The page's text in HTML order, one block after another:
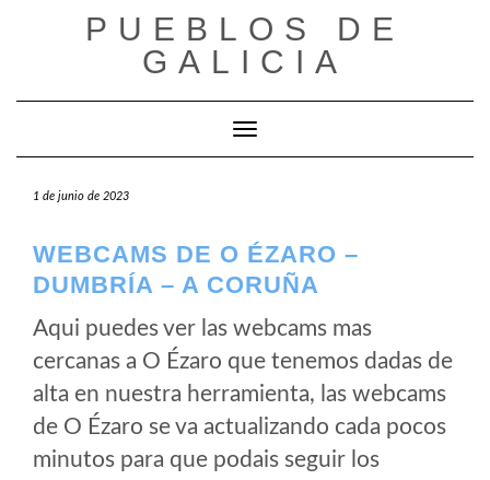
PUEBLOS DE
GALICIA
Cambiar modo de navegación
1 de junio de 2023
WEBCAMS DE O ÉZARO –
DUMBRÍA – A CORUÑA
Aqui puedes ver las webcams mas
cercanas a O Ézaro que tenemos dadas de
alta en nuestra herramienta, las webcams
de O Ézaro se va actualizando cada pocos
minutos para que podais seguir los